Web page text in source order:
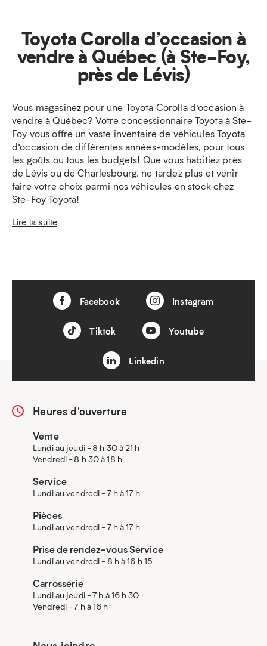
Toyota Corolla d’occasion à
vendre à Québec (à Ste-Foy,
près de Lévis)
Vous magasinez pour une Toyota Corolla d’occasion à
vendre à Québec? Votre concessionnaire Toyota à Ste-
Foy vous offre un vaste inventaire de véhicules Toyota
d’occasion de différentes années-modèles, pour tous
les goûts ou tous les budgets! Que vous habitiez près
de Lévis ou de Charlesbourg, ne tardez plus et venir
faire votre choix parmi nos véhicules en stock chez
Ste-Foy Toyota!
Lire la suite
Facebook Instagram
Tiktok Youtube
Linkedin
Heures d'ouverture
Vente
Lundi au jeudi - 8 h 30 à 21 h
Vendredi - 8 h 30 à 18 h
Service
Lundi au vendredi - 7 h à 17 h
Pièces
Lundi au vendredi - 7 h à 17 h
Prise de rendez-vous Service
Lundi au vendredi - 8 h à 16 h 15
Carrosserie
Lundi au jeudi - 7 h à 16 h 30
Vendredi - 7 h à 16 h